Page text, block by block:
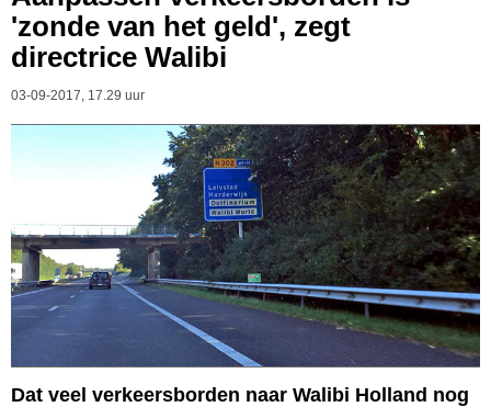
'zonde van het geld', zegt
directrice Walibi
03-09-2017, 17.29 uur
Dat veel verkeersborden naar Walibi Holland nog